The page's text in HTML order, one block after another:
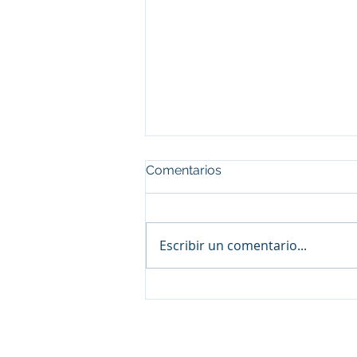
Comentarios
Escribir un comentario...